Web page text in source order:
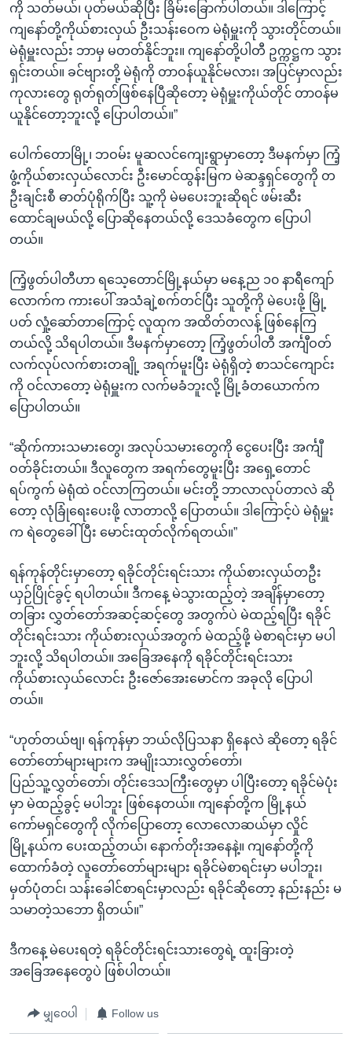
ကို သတ်မယ်၊ ပုတ်မယ်ဆိုပြီး ခြိမ်းခြောက်ပါတယ်။ ဒါကြောင့်
ကျနော်တို့ကိုယ်စားလှယ် ဦးသန်းဝေက မဲရုံမှူးကို သွားတိုင်တယ်။
မဲရုံမှူးလည်း ဘာမှ မတတ်နိုင်ဘူး။ ကျနော်တို့ပါတီ ဥက္ကဋ္ဌက သွား
ရှင်းတယ်။ ခင်ဗျားတို့ မဲရုံကို တာဝန်ယူနိုင်မလား၊ အပြင်မှာလည်း
ကုလားတွေ ရုတ်ရုတ်ဖြစ်နေပြီဆိုတော့ မဲရုံမှူးကိုယ်တိုင် တာဝန်မ
ယူနိုင်တော့ဘူးလို့ ပြောပါတယ်။”
ပေါက်တောမြို့၊ ဘဝမ်း မူဆလင်ကျေးရွာမှာတော့ ဒီမနက်မှာ ကြံ့
ဖွံ့ကိုယ်စားလှယ်လောင်း ဦးမောင်ထွန်းမြက မဲဆန္ဒရှင်တွေကို တ
ဦးချင်းစီ ဓာတ်ပုံရိုက်ပြီး သူ့ကို မဲမပေးဘူးဆိုရင် ဖမ်းဆီး
ထောင်ချမယ်လို့ ပြောဆိုနေတယ်လို့ ဒေသခံတွေက ပြောပါ
တယ်။
ကြံ့ဖွတ်ပါတီဟာ ရသေ့တောင်မြို့နယ်မှာ မနေ့ည ၁၀ နာရီကျော်
လောက်က ကားပေါ် အသံချဲ့စက်တင်ပြီး သူတို့ကို မဲပေးဖို့ မြို့
ပတ် လှုံ့ဆော်တာကြောင့် လူထုက အထိတ်တလန့် ဖြစ်နေကြ
တယ်လို့ သိရပါတယ်။ ဒီမနက်မှာတော့ ကြံ့ဖွတ်ပါတီ အင်္ကျီဝတ်
လက်လုပ်လက်စားတချို့ အရက်မူးပြီး မဲရုံရှိတဲ့ စာသင်ကျောင်း
ကို ဝင်လာတော့ မဲရုံမှူးက လက်မခံဘူးလို့ မြို့ခံတယောက်က
ပြောပါတယ်။
“ဆိုက်ကားသမားတွေ၊ အလုပ်သမားတွေကို ငွေပေးပြီး အင်္ကျီ
ဝတ်ခိုင်းတယ်။ ဒီလူတွေက အရက်တွေမူးပြီး အရှေ့တောင်
ရပ်ကွက် မဲရုံထဲ ဝင်လာကြတယ်။ မင်းတို့ ဘာလာလုပ်တာလဲ ဆို
တော့ လုံခြုံရေးပေးဖို့ လာတာလို့ ပြောတယ်။ ဒါကြောင့်ပဲ မဲရုံမှူး
က ရဲတွေခေါ်ပြီး မောင်းထုတ်လိုက်ရတယ်။”
ရန်ကုန်တိုင်းမှာတော့ ရခိုင်တိုင်းရင်းသား ကိုယ်စားလှယ်တဦး
ယှဉ်ပြိုင်ခွင့် ရပါတယ်။ ဒီကနေ့ မဲသွားထည့်တဲ့ အချိန်မှာတော့
တခြား လွှတ်တော်အဆင့်ဆင့်တွေ အတွက်ပဲ မဲထည့်ရပြီး ရခိုင်
တိုင်းရင်းသား ကိုယ်စားလှယ်အတွက် မဲထည့်ဖို့ မဲစာရင်းမှာ မပါ
ဘူးလို့ သိရပါတယ်။ အခြေအနေကို ရခိုင်တိုင်းရင်းသား
ကိုယ်စားလှယ်လောင်း ဦးဇော်အေးမောင်က အခုလို ပြောပါ
တယ်။
“ဟုတ်တယ်ဗျ၊ ရန်ကုန်မှာ ဘယ်လိုပြသနာ ရှိနေလဲ ဆိုတော့ ရခိုင်
တော်တော်များများက အမျိုးသားလွှတ်တော်၊
ပြည်သူ့လွှတ်တော်၊ တိုင်းဒေသကြီးတွေမှာ ပါပြီးတော့ ရခိုင်မဲပုံး
မှာ မဲထည့်ခွင့် မပါဘူး ဖြစ်နေတယ်။ ကျနော်တို့က မြို့နယ်
ကော်မရှင်တွေကို လိုက်ပြောတော့ လောလောဆယ်မှာ လှိုင်
မြို့နယ်က ပေးထည့်တယ်၊ နောက်တိုးအနေနဲ့။ ကျနော်တို့ကို
ထောက်ခံတဲ့ လူတော်တော်များများ ရခိုင်မဲစာရင်းမှာ မပါဘူး၊
မှတ်ပုံတင်၊ သန်းခေါင်စာရင်းမှာလည်း ရခိုင်ဆိုတော့ နည်းနည်း မ
သမာတဲ့သဘော ရှိတယ်။”
ဒီကနေ့ မဲပေးရတဲ့ ရခိုင်တိုင်းရင်းသားတွေရဲ့ ထူးခြားတဲ့
အခြေအနေတွေပဲ ဖြစ်ပါတယ်။
မျှဝေပါ Follow us